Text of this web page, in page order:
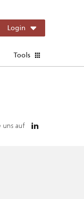
Login
Tools
uns auf